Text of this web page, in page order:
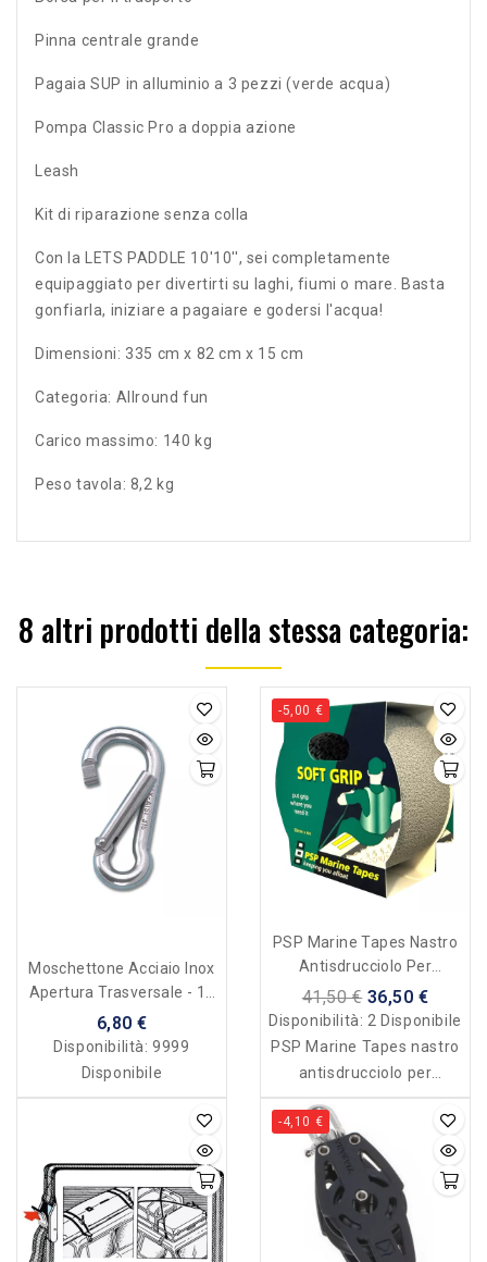
Pinna centrale grande
Pagaia SUP in alluminio a 3 pezzi (verde acqua)
Pompa Classic Pro a doppia azione
Leash
Kit di riparazione senza colla
Con la LETS PADDLE 10'10'', sei completamente
equipaggiato per divertirti su laghi, fiumi o mare. Basta
gonfiarla, iniziare a pagaiare e godersi l'acqua!
Dimensioni: 335 cm x 82 cm x 15 cm
Categoria: Allround fun
Carico massimo: 140 kg
Peso tavola: 8,2 kg
8 altri prodotti della stessa categoria:
Moschettone Acciaio Inox
Apertura Trasversale - 10
Mm
6,80 €
Disponibilità:9999
Disponibile
-5,00 €
PSP Marine Tapes Nastro
Antisdrucciolo Per
Imbarcazioni In Soft Grip -
Grigio
41,50 € 36,50 €
Disponibilità: 2 Disponibile
PSP Marine Tapes nastro
antisdrucciolo per
imbarcazioni in soft grip
-4,10 €